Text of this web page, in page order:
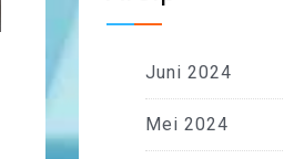
Juni 2024
Mei 2024